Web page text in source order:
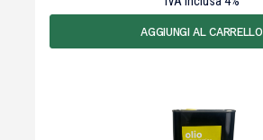
AGGIUNGI AL CARRELLO